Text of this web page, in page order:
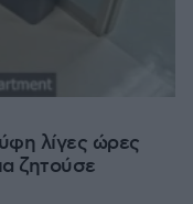
λίγες ώρες
ζητούσε